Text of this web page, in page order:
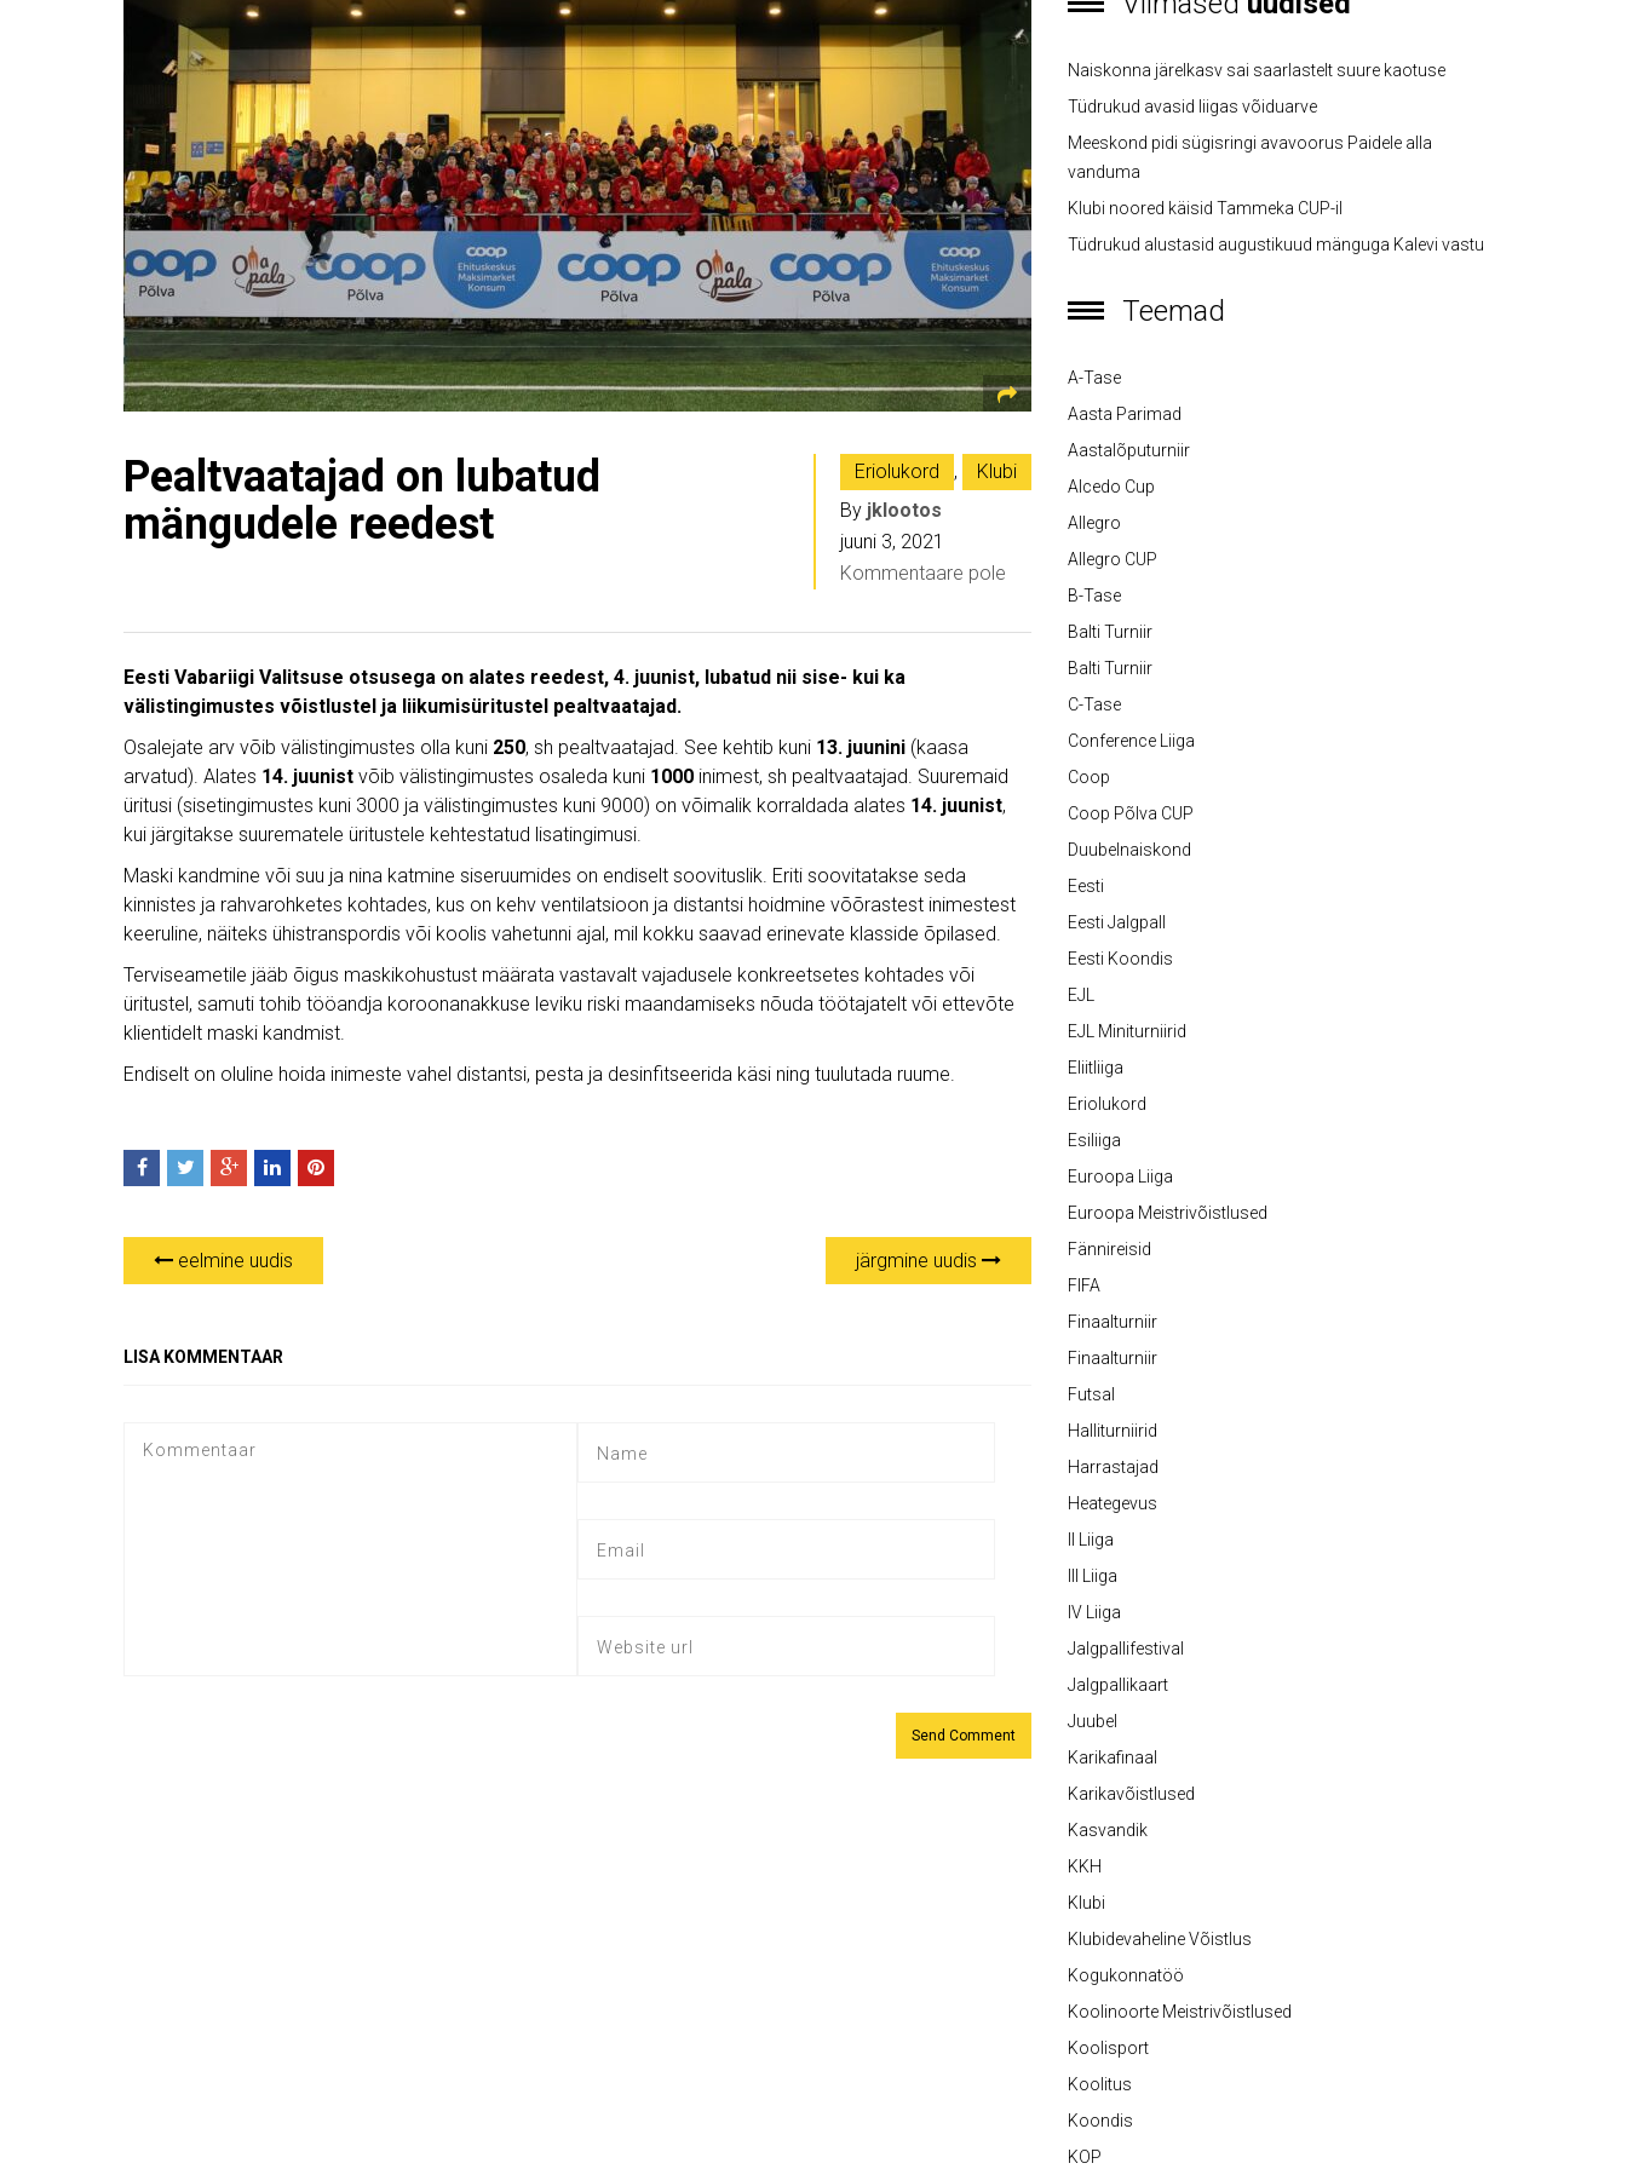
Pealtvaatajad on lubatud
mängudele reedest
Eriolukord ,
Klubi
By jklootos
juuni 3, 2021
Kommentaare pole
Eesti Vabariigi Valitsuse otsusega on alates reedest, 4. juunist, lubatud nii sise- kui ka
välistingimustes võistlustel ja liikumisüritustel pealtvaatajad.
Osalejate arv võib välistingimustes olla kuni 250, sh pealtvaatajad. See kehtib kuni 13. juunini (kaasa
arvatud). Alates 14. juunist võib välistingimustes osaleda kuni 1000 inimest, sh pealtvaatajad. Suuremaid
üritusi (sisetingimustes kuni 3000 ja välistingimustes kuni 9000) on võimalik korraldada alates 14. juunist,
kui järgitakse suurematele üritustele kehtestatud lisatingimusi.
Maski kandmine või suu ja nina katmine siseruumides on endiselt soovituslik. Eriti soovitatakse seda
kinnistes ja rahvarohketes kohtades, kus on kehv ventilatsioon ja distantsi hoidmine võõrastest inimestest
keeruline, näiteks ühistranspordis või koolis vahetunni ajal, mil kokku saavad erinevate klasside õpilased.
Terviseametile jääb õigus maskikohustust määrata vastavalt vajadusele konkreetsetes kohtades või
üritustel, samuti tohib tööandja koroonanakkuse leviku riski maandamiseks nõuda töötajatelt või ettevõte
klientidelt maski kandmist.
Endiselt on oluline hoida inimeste vahel distantsi, pesta ja desinfitseerida käsi ning tuulutada ruume.
eelmine uudis järgmine uudis
LISA KOMMENTAAR
Naiskonna järelkasv sai saarlastelt suure kaotuse
Tüdrukud avasid liigas võiduarve
Meeskond pidi sügisringi avavoorus Paidele alla
vanduma
Klubi noored käisid Tammeka CUP-il
Tüdrukud alustasid augustikuud mänguga Kalevi vastu
Teemad
A-Tase
Aasta Parimad
Aastalõputurniir
Alcedo Cup
Allegro
Allegro CUP
B-Tase
Balti Turniir
Balti Turniir
C-Tase
Conference Liiga
Coop
Coop Põlva CUP
Duubelnaiskond
Eesti
Eesti Jalgpall
Eesti Koondis
EJL
EJL Miniturniirid
Eliitliiga
Eriolukord
Esiliiga
Euroopa Liiga
Euroopa Meistrivõistlused
Fännireisid
FIFA
Finaalturniir
Finaalturniir
Futsal
Halliturniirid
Harrastajad
Heategevus
II Liiga
III Liiga
IV Liiga
Jalgpallifestival
Jalgpallikaart
Juubel
Karikafinaal
Karikavõistlused
Kasvandik
KKH
Klubi
Klubidevaheline Võistlus
Kogukonnatöö
Koolinoorte Meistrivõistlused
Koolisport
Koolitus
Koondis
KOP